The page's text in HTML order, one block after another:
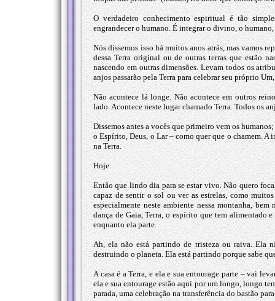
O verdadeiro conhecimento espiritual é tão
engrandecer o humano. É integrar o divino, o
Nós dissemos isso há muitos anos atrás, mas vamos
dessa Terra original ou de outras terras que estão
nascendo em outras dimensões. Levam todos os
anjos passarão pela Terra para celebrar seu próprio
Não acontece lá longe. Não acontece em outros
lado. Acontece neste lugar chamado Terra. Todos os
Dissemos antes a vocês que primeiro vem os
o Espírito, Deus, o Lar – como quer que o chamem. A
na Terra.
Hoje
Então que lindo dia para se estar vivo. Não quero
capaz de sentir o sol ou ver as estrelas, como
especialmente neste ambiente nessa montanha,
dança de Gaia, Terra, o espírito que tem alimentado
enquanto ela parte.
Ah, ela não está partindo de tristeza ou raiva. Ela
destruindo o planeta. Ela está partindo porque sabe
A casa é a Terra, e ela e sua entourage parte – vai
ela e sua entourage estão aqui por um longo, longo
parada, uma celebração na transferência do bastão